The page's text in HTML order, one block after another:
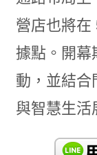
營店也將在
據點。開幕
動，並結合
與智慧生活